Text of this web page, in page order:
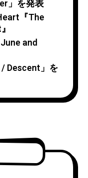
」を発表
『The
and
Descent」を